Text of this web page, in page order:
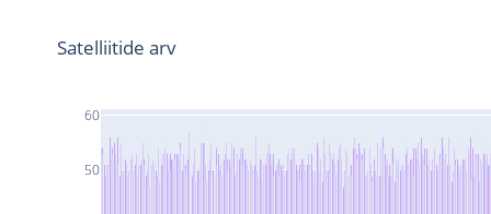
50
60
Satelliitide arv